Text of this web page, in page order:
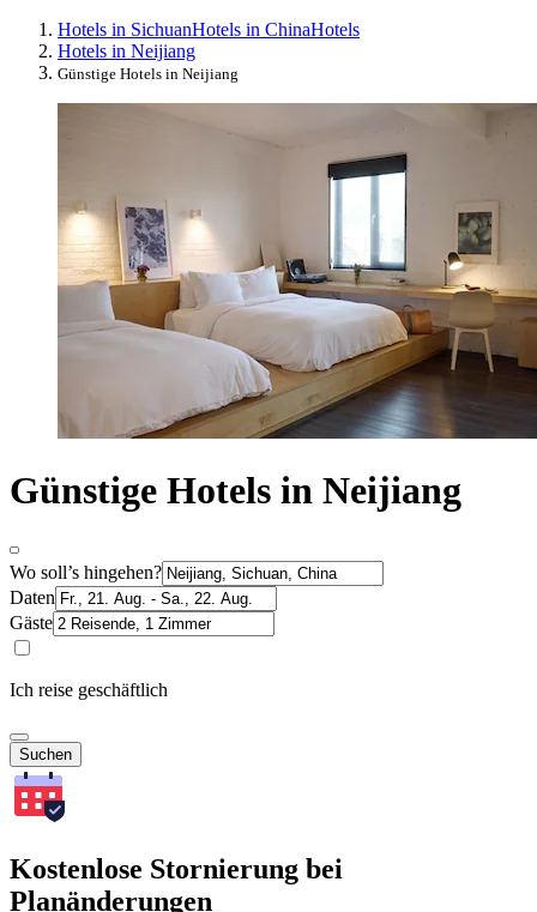
Hotels in SichuanHotels in ChinaHotels
Hotels in Neijiang
Günstige Hotels in Neijiang
Günstige Hotels in Neijiang
Wo soll’s hingehen?
Daten
Gäste
Ich reise geschäftlich
Suchen
Kostenlose Stornierung bei
Planänderungen